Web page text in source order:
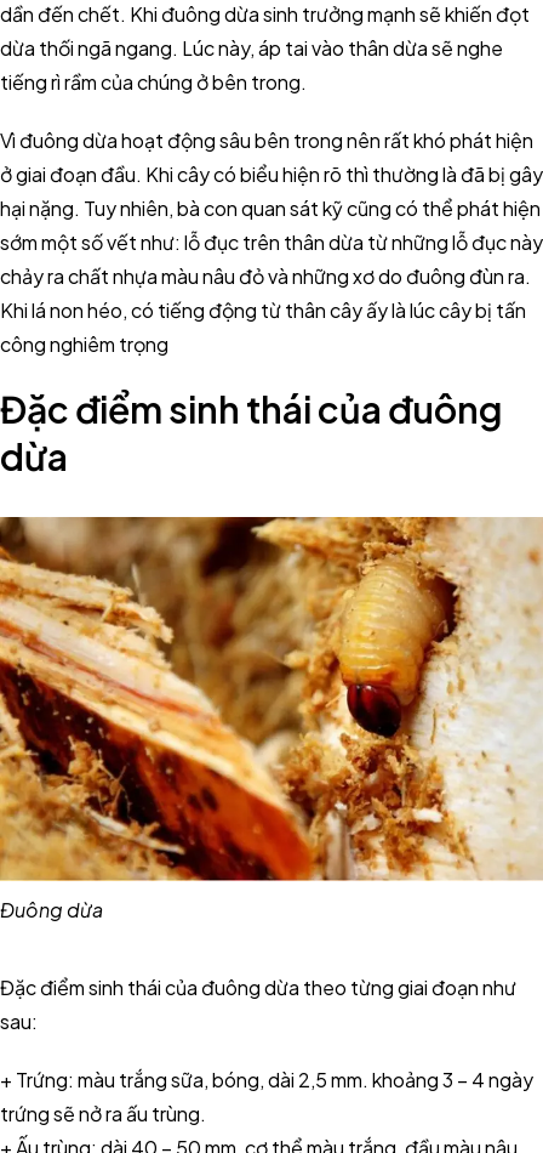
dần đến chết. Khi đuông dừa sinh trưởng mạnh sẽ khiến đọt
dừa thối ngã ngang. Lúc này, áp tai vào thân dừa sẽ nghe
tiếng rì rầm của chúng ở bên trong.
Vì đuông dừa hoạt động sâu bên trong nên rất khó phát hiện
ở giai đoạn đầu. Khi cây có biểu hiện rõ thì thường là đã bị gây
hại nặng. Tuy nhiên, bà con quan sát kỹ cũng có thể phát hiện
sớm một số vết như: lỗ đục trên thân dừa từ những lỗ đục này
chảy ra chất nhựa màu nâu đỏ và những xơ do đuông đùn ra.
Khi lá non héo, có tiếng động từ thân cây ấy là lúc cây bị tấn
công nghiêm trọng
Đặc điểm sinh thái của đuông
dừa
Đuông dừa
Đặc điểm sinh thái của đuông dừa theo từng giai đoạn như
sau:
+ Trứng: màu trắng sữa, bóng, dài 2,5 mm. khoảng 3 – 4 ngày
trứng sẽ nở ra ấu trùng.
+ Ấu trùng: dài 40 – 50 mm, cơ thể màu trắng, đầu màu nâu